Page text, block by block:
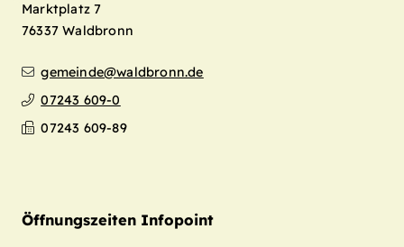
Marktplatz 7
76337 Waldbronn
gemeinde@waldbronn.de
07243 609-0
07243 609-89
Öffnungszeiten Infopoint